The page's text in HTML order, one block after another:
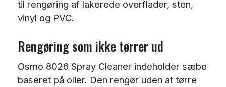
til rengøring af lakerede overflader, sten,
vinyl og PVC.
Rengøring som ikke tørrer ud
Osmo 8026 Spray Cleaner indeholder sæbe
baseret på olier. Den rengør uden at tørre